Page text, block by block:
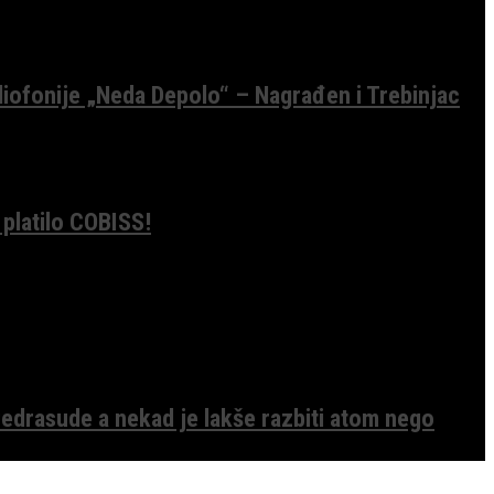
„Neda Depolo“ – Nagrađen i Trebinjac
COBISS!
a nekad je lakše razbiti atom nego